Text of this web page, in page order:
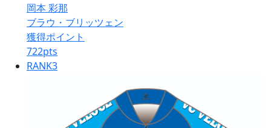
岡本 彩那
ブラウ・ブリッツェン
獲得ポイント
722pts
RANK3